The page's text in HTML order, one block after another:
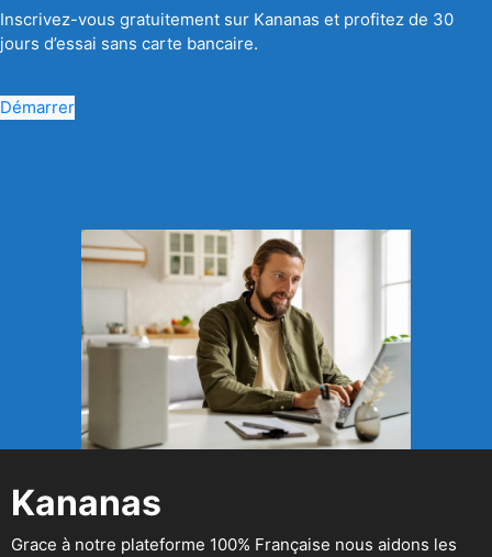
Inscrivez-vous gratuitement sur Kananas et profitez de 30
jours d’essai sans carte bancaire.
Démarrer
Kananas
Grace à notre plateforme 100% Française nous aidons les